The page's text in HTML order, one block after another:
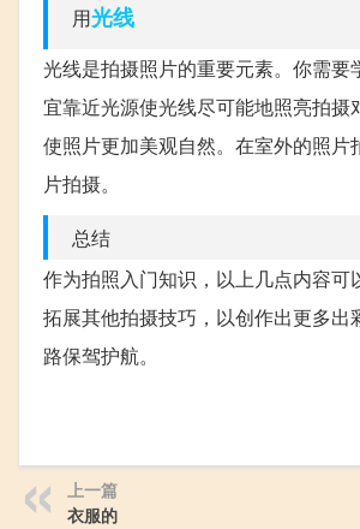
用光线
光线是拍摄照片的重要元素。你需
宜靠近光源使光线尽可能地照亮拍
使照片更加美观自然。在室外的照
片拍摄。
总结
作为拍照入门知识，以上几点内容
拓展其他拍摄技巧，以创作出更多
路保驾护航。
上一篇
衣服的